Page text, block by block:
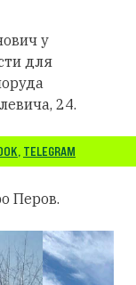
у
для
24.
, TELEGRAM
Перов.